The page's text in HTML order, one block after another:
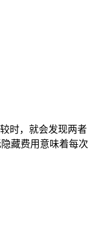
时，就会发现两者
藏费用意味着每次